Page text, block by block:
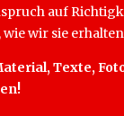
auf
wir sie
Texte,